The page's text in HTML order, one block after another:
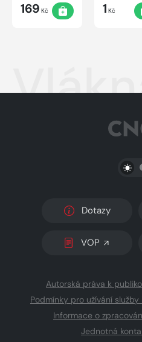
169 Kč 1 Kč
Dotazy
VOP
Autorská práva k
Podmínky pro užívání
Informace o
Jednotná